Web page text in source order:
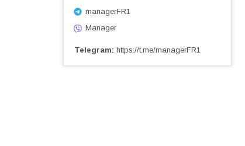
managerFR1
Manager
Telegram https://t.me/managerFR1